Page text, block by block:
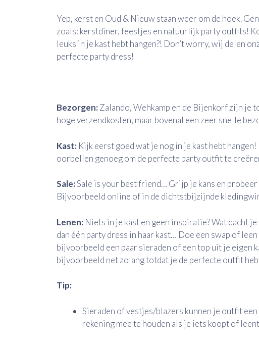
Yep, kerst en Oud & Nieuw staan weer om de hoek.
zoals: kerstdiner, feestjes en natuurlijk party outfits!
leuks in je kast hebt hangen?! Don’t worry, wij delen
perfecte party dress!
Bezorgen:Zalando, Wehkamp en de Bijenkorf zijn je
hoge verzendkosten, maar bovenal een zeer snelle
Kast: Kijk eerst goed wat je nog in je kast hebt
oorbellen genoeg om de perfecte party outfit te
Sale:Sale is your best friend… Grijp je kans en
Bijvoorbeeld online of in de dichtstbijzijnde
Lenen: Niets in je kast en geen inspiratie? Wat dacht
dan één party dress in haar kast… Doe een swap of
bijvoorbeeld een paar sieraden of een top uit je eigen
bijvoorbeeld net zolang totdat je de perfecte outfit
Tip:
Sieraden of vestjes/blazers kunnen je outfit
rekening mee te houden als je iets koopt of